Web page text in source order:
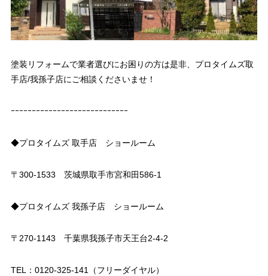
塗装リフォームで業者選びにお困りの方は是非、プロタイムズ取
手店/我孫子店にご相談くださいませ！
ｰｰｰｰｰｰｰｰｰｰｰｰｰｰｰｰｰｰｰｰｰｰｰｰｰｰｰｰ
◆プロタイムズ 取手店 ショールーム
〒300-1533 茨城県取手市宮和田586-1
◆プロタイムズ 我孫子店 ショールーム
〒270-1143 千葉県我孫子市天王台2-4-2
TEL：0120-325-141（フリーダイヤル）